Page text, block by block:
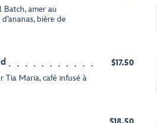
Batch, amer au
bière de
Tia Maria, café infusé à
$17.50